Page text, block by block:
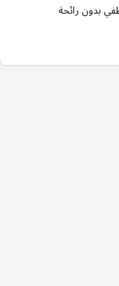
بدون رائحة